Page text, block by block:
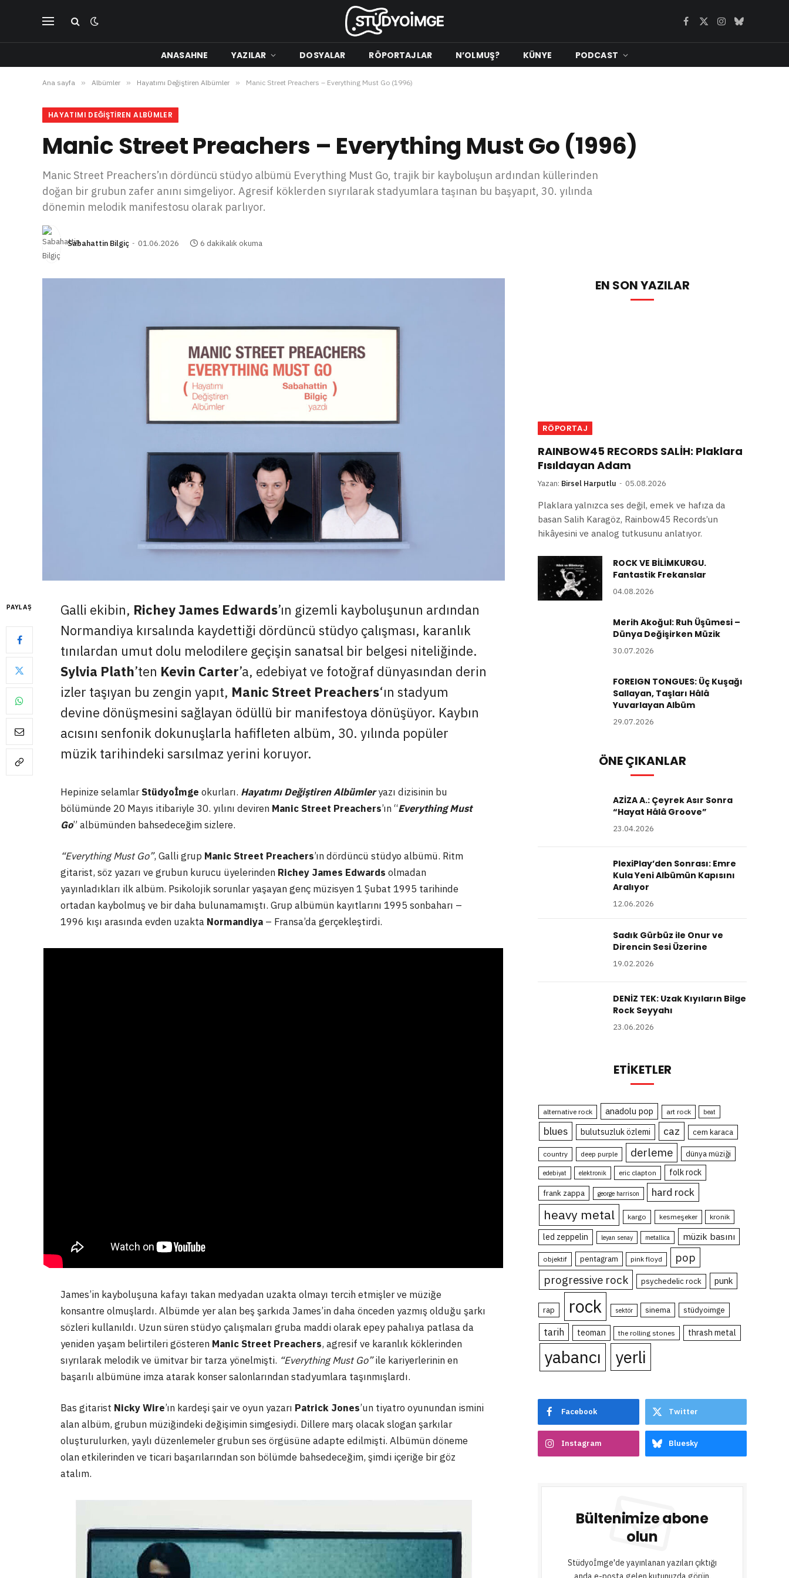
Facebook
X
Instagram
Bluesky
ANASAHNE YAZILAR DOSYALAR RÖPORTAJLAR N’OLMUŞ? KÜNYE PODCAST
Ana sayfa » Albümler » Hayatımı Değiştiren Albümler » Manic Street Preachers – Everything Must Go (1996)
HAYATIMI DEĞIŞTIREN ALBÜMLER
Manic Street Preachers – Everything Must Go (1996)
Manic Street Preachers’ın dördüncü stüdyo albümü Everything Must Go, trajik bir kayboluşun ardından küllerinden
doğan bir grubun zafer anını simgeliyor. Agresif köklerden sıyrılarak stadyumlara taşınan bu başyapıt, 30. yılında
dönemin melodik manifestosu olarak parlıyor.
Sabahattin Bilgiç 01.06.2026 6 dakikalık okuma
PAYLAŞ Galli ekibin, Richey James Edwards’ın gizemli kayboluşunun ardından
Normandiya kırsalında kaydettiği dördüncü stüdyo çalışması, karanlık
tınılardan umut dolu melodilere geçişin sanatsal bir belgesi niteliğinde.
Sylvia Plath’ten Kevin Carter’a, edebiyat ve fotoğraf dünyasından derin
izler taşıyan bu zengin yapıt, Manic Street Preachers‘ın stadyum
devine dönüşmesini sağlayan ödüllü bir manifestoya dönüşüyor. Kaybın
acısını senfonik dokunuşlarla hafifleten albüm, 30. yılında popüler
müzik tarihindeki sarsılmaz yerini koruyor.
Hepinize selamlarStüdyoİmge okurları. Hayatımı Değiştiren Albümleryazı dizisinin bu
bölümünde 20 Mayıs itibariyle 30. yılını deviren Manic Street Preachers’ın “Everything Must
Go” albümünden bahsedeceğim sizlere.
“Everything Must Go”, Galli grup Manic Street Preachers’ın dördüncü stüdyo albümü. Ritm
gitarist, söz yazarı ve grubun kurucu üyelerinden Richey James Edwards olmadan
yayınladıkları ilk albüm. Psikolojik sorunlar yaşayan genç müzisyen 1 Şubat 1995 tarihinde
ortadan kaybolmuş ve bir daha bulunamamıştı. Grup albümün kayıtlarını 1995 sonbaharı –
1996 kışı arasında evden uzakta Normandiya – Fransa’da gerçekleştirdi.
James’in kayboluşuna kafayı takan medyadan uzakta olmayı tercih etmişler ve müziğe
konsantre olmuşlardı. Albümde yer alan beş şarkıda James’in daha önceden yazmış olduğu şarkı
sözleri kullanıldı. Uzun süren stüdyo çalışmaları gruba maddi olarak epey pahalıya patlasa da
yeniden yaşam belirtileri gösteren Manic Street Preachers, agresif ve karanlık köklerinden
sıyrılarak melodik ve ümitvar bir tarza yönelmişti. “Everything Must Go”ile kariyerlerinin en
başarılı albümüne imza atarak konser salonlarından stadyumlara taşınmışlardı.
Bas gitarist Nicky Wire’ın kardeşi şair ve oyun yazarı Patrick Jones’un tiyatro oyunundan ismini
alan albüm, grubun müziğindeki değişimin simgesiydi. Dillere marş olacak slogan şarkılar
oluşturulurken, yaylı düzenlemeler grubun ses örgüsüne adapte edilmişti. Albümün döneme
olan etkilerinden ve ticari başarılarından son bölümde bahsedeceğim, şimdi içeriğe bir göz
atalım.
EN SON YAZILAR
RÖPORTAJ
RAINBOW45 RECORDS SALİH: Plaklara
Fısıldayan Adam
Yazan: Birsel Harputlu 05.08.2026
Plaklara yalnızca ses değil, emek ve hafıza da
basan Salih Karagöz, Rainbow45 Records’un
hikâyesini ve analog tutkusunu anlatıyor.
ROCK VE BİLİMKURGU.
Fantastik Frekanslar
04.08.2026
Merih Akoğul: Ruh Üşümesi –
Dünya Değişirken Müzik
30.07.2026
FOREIGN TONGUES: Üç Kuşağı
Sallayan, Taşları Hâlâ
Yuvarlayan Albüm
29.07.2026
ÖNE ÇIKANLAR
AZİZA A.: Çeyrek Asır Sonra
“Hayat Hâlâ Groove”
23.04.2026
PlexiPlay’den Sonrası: Emre
Kula Yeni Albümün Kapısını
Aralıyor
12.06.2026
Sadık Gürbüz ile Onur ve
Direncin Sesi Üzerine
19.02.2026
DENİZ TEK: Uzak Kıyıların Bilge
Rock Seyyahı
23.06.2026
ETIKETLER
alternative rock anadolu pop art rock beat
blues bulutsuzluk özlemi caz cem karaca
country deep purple derleme dünya müziği
edebiyat elektronik eric clapton folk rock
frank zappa george harrison hard rock
heavy metal kargo kesmeşeker kronik
led zeppelin leyan senay metallica müzik basını
objektif pentagram pink floyd
pop
progressive rock
psychedelic rock punk
rap rock sektör sinema stüdyoimge
tarih teoman the rolling stones thrash metal
yabancı yerli
Facebook Twitter
Instagram Bluesky
Bültenimize abone
olun
Stüdyoİmge'de yayınlanan yazıları çıktığı